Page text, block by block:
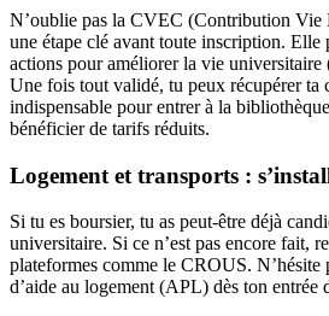
N’oublie pas la CVEC (Contribution Vie
une étape clé avant toute inscription. Elle
actions pour améliorer la vie universitaire
Une fois tout validé, tu peux récupérer ta
indispensable pour entrer à la
bénéficier de tarifs réduits.
Logement et transports :
Si tu es boursier, tu as peut-être déjà
universitaire. Si ce n’est pas encore fait,
plateformes comme le CROUS. N’hésite
d’aide au logement (APL) dès ton entrée